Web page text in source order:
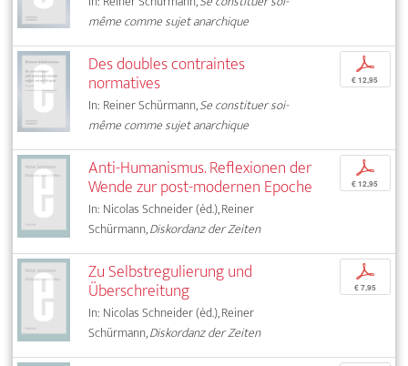
même comme sujet anarchique
Des doubles contraintes
normatives
In: Reiner Schürmann,Se constituer soi-
même comme sujet anarchique
p
€ 12,95
Anti-Humanismus. Reflexionen der
Wende zur post-modernen Epoche
In: Nicolas Schneider (éd.), Reiner
Schürmann,Diskordanz der Zeiten
p
€ 12,95
Zu Selbstregulierung und
Überschreitung
In: Nicolas Schneider (éd.), Reiner
Schürmann,Diskordanz der Zeiten
p
€ 7,95